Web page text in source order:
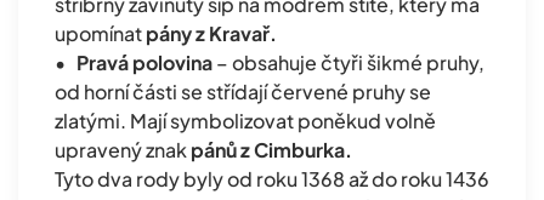
upomínatpány z Kravař.
• Pravá polovina– obsahuje čtyři šikmé pruhy,
od horní části se střídají červené pruhy se
zlatými. Mají symbolizovat poněkud volně
upravený znakpánů z Cimburka.
Tyto dva rody byly od roku 1368 až do roku 1436